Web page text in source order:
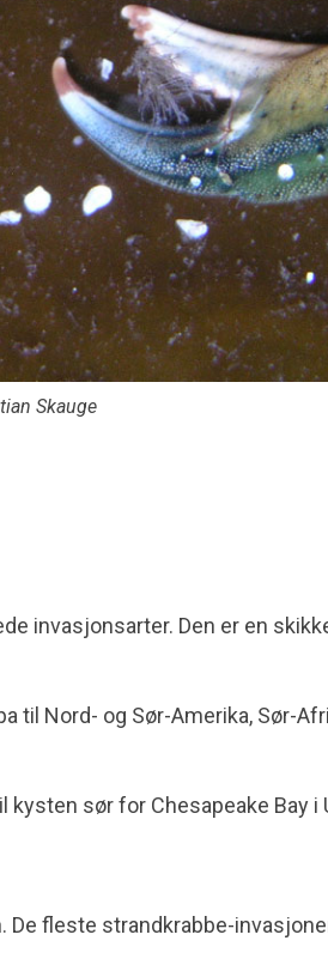
Skauge
invasjonsarter. Den er en
til Nord- og Sør-Amerika, Sør-
sør for Chesa­peake Bay i
fleste strandkrabbe-